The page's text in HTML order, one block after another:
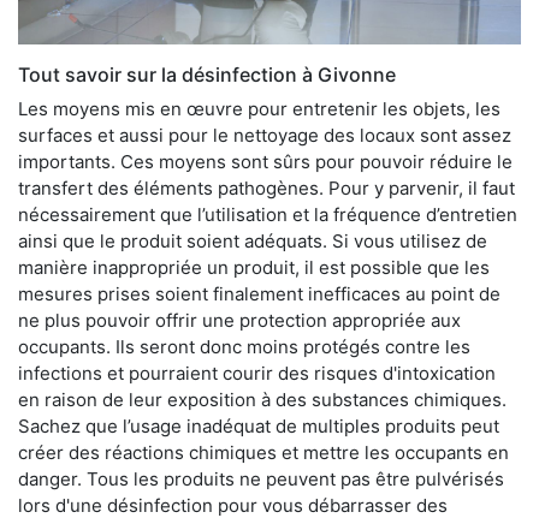
Tout savoir sur la désinfection à Givonne
Les moyens mis en œuvre pour entretenir les objets, les
surfaces et aussi pour le nettoyage des locaux sont assez
importants. Ces moyens sont sûrs pour pouvoir réduire le
transfert des éléments pathogènes. Pour y parvenir, il faut
nécessairement que l’utilisation et la fréquence d’entretien
ainsi que le produit soient adéquats. Si vous utilisez de
manière inappropriée un produit, il est possible que les
mesures prises soient finalement inefficaces au point de
ne plus pouvoir offrir une protection appropriée aux
occupants. Ils seront donc moins protégés contre les
infections et pourraient courir des risques d'intoxication
en raison de leur exposition à des substances chimiques.
Sachez que l’usage inadéquat de multiples produits peut
créer des réactions chimiques et mettre les occupants en
danger. Tous les produits ne peuvent pas être pulvérisés
lors d'une désinfection pour vous débarrasser des